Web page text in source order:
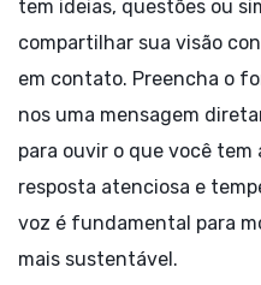
tem ideias, questões ou
compartilhar sua visão
em contato. Preencha o
nos uma mensagem
para ouvir o que você tem
resposta atenciosa e
voz é fundamental para
mais sustentável.